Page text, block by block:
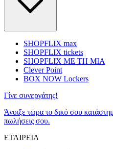
SHOPFLIX max
SHOPFLIX tickets
SHOPFLIX ΜΕ ΤΗ ΜΙΑ
Clever Point
BOX NOW Lockers
Γίνε συνεργάτης!
Άνοιξε τώρα το δικό σου
πωλήσεις σου.
ΕΤΑΙΡΕΙΑ